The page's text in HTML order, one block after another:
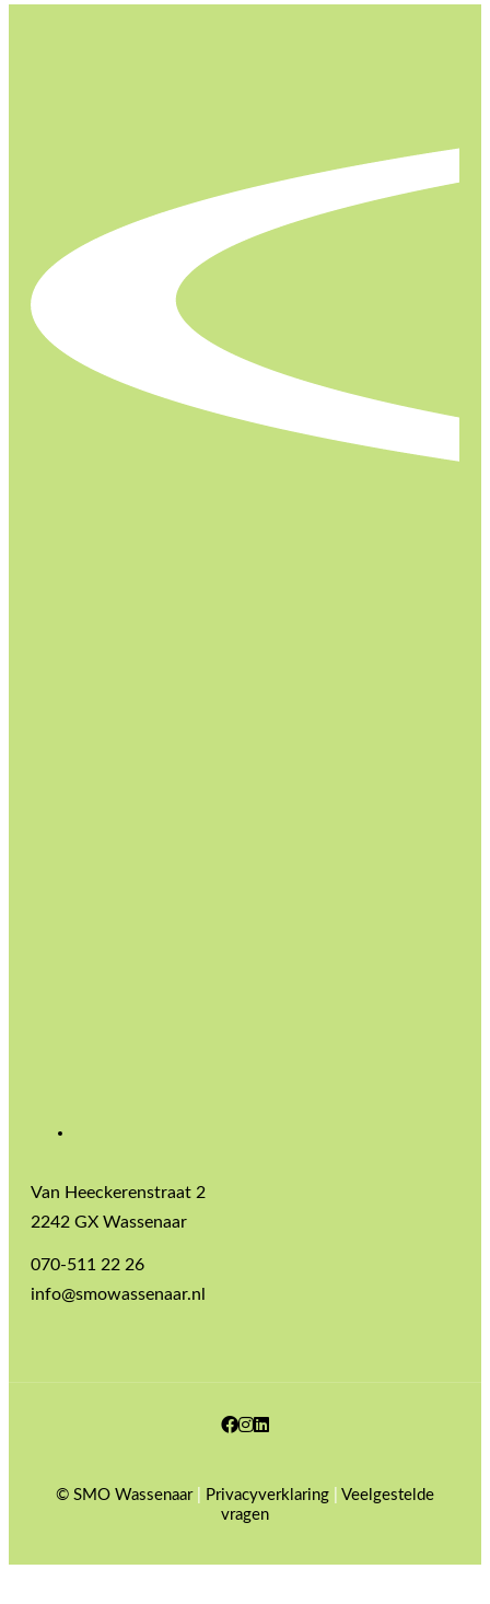
Van Heeckerenstraat 2
2242 GX Wassenaar
070-511 22 26
info@smowassenaar.nl
Facebook
Instagram
© SMO Wassenaar| Privacyverklaring
Veelgestelde
vragen